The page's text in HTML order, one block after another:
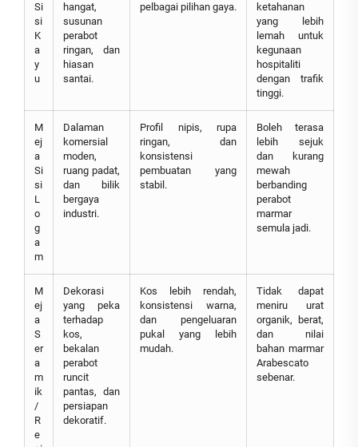
Si
si
K
a
y
u
hangat,
susunan
perabot
ringan, dan
hiasan
santai.
pelbagai pilihan gaya.
ketahanan
yang lebih
lemah untuk
kegunaan
hospitaliti
dengan trafik
tinggi.
M
ej
a
Si
si
L
o
g
a
m
Dalaman
komersial
moden,
ruang padat,
dan bilik
bergaya
industri.
Profil nipis, rupa
ringan, dan
konsistensi
pembuatan yang
stabil.
Boleh terasa
lebih sejuk
dan kurang
mewah
berbanding
perabot
marmar
semula jadi.
M
ej
a
S
er
a
m
ik
/
R
e
Dekorasi
yang peka
terhadap
kos,
bekalan
perabot
runcit
pantas, dan
persiapan
dekoratif.
Kos lebih rendah,
konsistensi warna,
dan pengeluaran
pukal yang lebih
mudah.
Tidak dapat
meniru urat
organik, berat,
dan nilai
bahan marmar
Arabescato
sebenar.